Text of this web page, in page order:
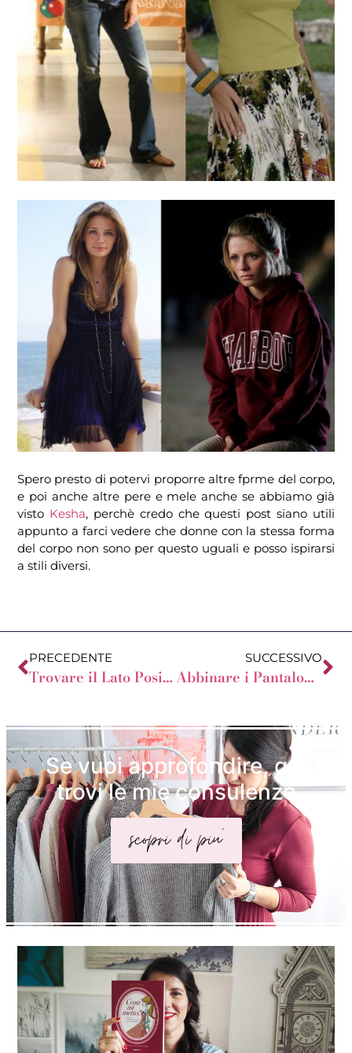
Spero presto di potervi proporre altre fprme del corpo,
e poi anche altre pere e mele anche se abbiamo già
visto Kesha, perchè credo che questi post siano utili
appunto a farci vedere che donne con la stessa forma
del corpo non sono per questo uguali e posso ispirarsi
a stili diversi.
PRECEDENTE
Trovare il Lato Positivo
SUCCESSIVO
Abbinare i Pantaloni Skinny per la Donna a Pera
Se vuoi approfondire, qui
trovi le mie consulenze
scopri di piu'